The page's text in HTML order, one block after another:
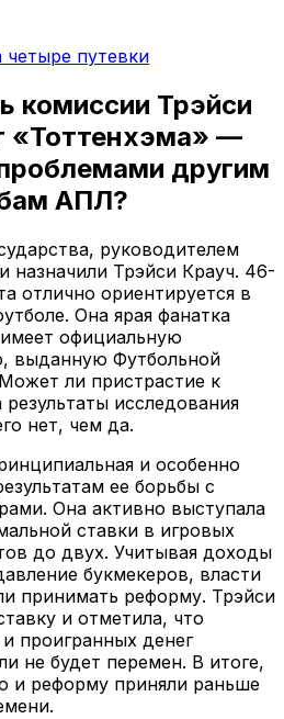
четыре путевки
комиссии Трэйси
«Тоттенхэма» —
другим
АПЛ?
руководителем
назначили Трэйси Крауч. 46-
отлично ориентируется в
Она ярая фанатка
официальную
выданную Футбольной
ли пристрастие к
исследования
нет, чем да.
и особенно
ее борьбы с
Она активно выступала
ставки в игровых
до двух. Учитывая доходы
букмекеров, власти
принимать реформу. Трэйси
и отметила, что
проигранных денег
не будет перемен. В итоге,
и реформу приняли раньше